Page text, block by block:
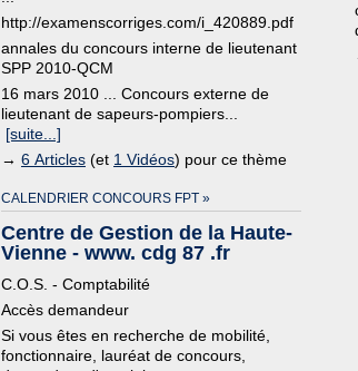
http://examenscorriges.com/i_420889.pdf
annales du concours interne de lieutenant
SPP 2010-QCM
16 mars 2010 ... Concours externe de
lieutenant de sapeurs-pompiers...
[suite...]
→ 6 Articles (et 1 Vidéos) pour ce thème
CALENDRIER CONCOURS FPT »
Centre de Gestion de la Haute-
Vienne - www. cdg 87 .fr
C.O.S. - Comptabilité
Accès demandeur
Si vous êtes en recherche de mobilité,
fonctionnaire, lauréat de concours,